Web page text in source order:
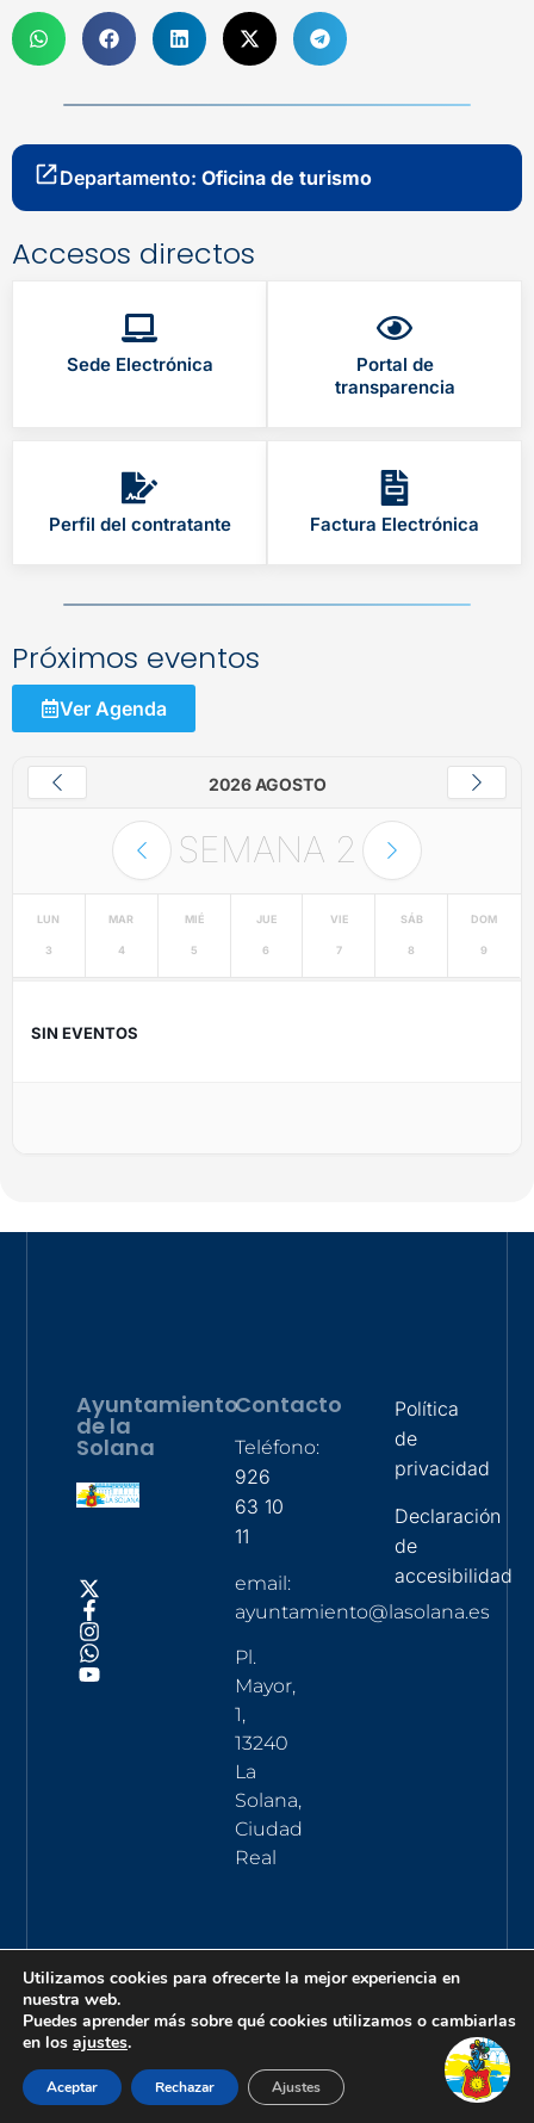
Departamento: Oficina de turismo
Accesos directos
Sede Electrónica
Portal de
transparencia
Perfil del contratante Factura Electrónica
Próximos eventos
Ver Agenda
2026 AGOSTO
SEMANA 2
LUN
3
MAR
4
MIÉ
5
JUE
6
VIE
7
SÁB
8
DOM
9
SIN EVENTOS
Ayuntamiento
de la
Solana
Contacto
Teléfono:
926
63 10
11
email:
ayuntamiento@lasolana.es
Pl.
Mayor,
1,
13240
La
Solana,
Ciudad
Real
Política
de
privacidad
Declaración
de
accesibilidad
Utilizamos cookies para ofrecerte la mejor experiencia en
nuestra web.
Puedes aprender más sobre qué cookies utilizamos o cambiarlas
en los ajustes.
Aceptar Rechazar Ajustes